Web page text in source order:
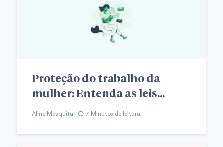
Proteção do trabalho da
mulher: Entenda as leis...
Aline Mesquita 7 Minutos de leitura